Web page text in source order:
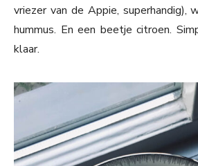
vriezer van de Appie, superhandig),
hummus. En een beetje citroen.
klaar.